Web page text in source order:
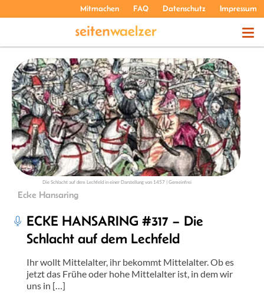
Mitmachen FAQ Datenschutz Impressum
THEMEN
PODCASTS
ÜBER UNS
Die Schlacht auf dem Lechfeld in einer Darstellung von 1457 | Gemeinfrei
Ecke Hansaring
ECKE HANSARING #317 – Die
Schlacht auf dem Lechfeld
Ihr wollt Mittelalter, ihr bekommt Mittelalter. Ob es
jetzt das Frühe oder hohe Mittelalter ist, in dem wir
uns in […]